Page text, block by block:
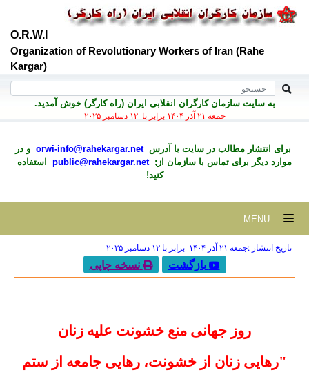
O.R.W.I
Organization of Revolutionary Workers of Iran (Rahe
Kargar)
به سايت سازمان کارگران انقلابی ايران (راه کارگر) خوش آمديد.
جمعه ۲۱ آذر ۱۴۰۴ برابر با ۱۲ دسامبر ۲۰۲۵
برای انتشار مطالب در سايت با آدرسorwi-info@rahekargar.net و در
موارد ديگر برای تماس با سازمان از;public@rahekargar.net
استفاده
کنید!
تاریخ انتشار :جمعه ۲۱ آذر ۱۴۰۴ برابر با ۱۲ دسامبر ۲۰۲۵
بازگشت نسخه چاپی
روز جهانی منع خشونت علیه زنان
"رهایی زنان از خشونت، رهایی جامعه از ستم